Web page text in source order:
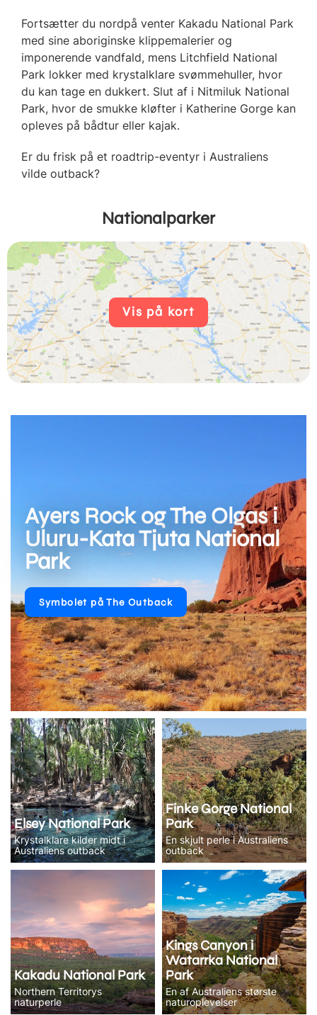
Fortsætter du nordpå venter Kakadu National Park
med sine aboriginske klippemalerier og
imponerende vandfald, mens Litchfield National
Park lokker med krystalklare svømmehuller, hvor
du kan tage en dukkert. Slut af i Nitmiluk National
Park, hvor de smukke kløfter i Katherine Gorge kan
opleves på bådtur eller kajak.
Er du frisk på et roadtrip-eventyr i Australiens
vilde outback?
Nationalparker
Vis på kort
Ayers Rock og The Olgas i
Uluru-Kata Tjuta National
Park
Symbolet på The Outback
Elsey National Park
Krystalklare kilder midt i
Australiens outback
Finke Gorge National
Park
En skjult perle i Australiens
outback
Kakadu National Park
Northern Territorys
naturperle
Kings Canyon i
Watarrka National
Park
En af Australiens største
naturoplevelser